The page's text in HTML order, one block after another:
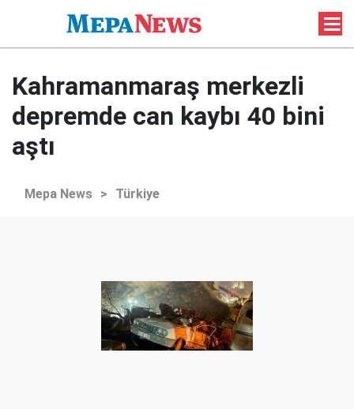
Kahramanmaraş merkezli
depremde can kaybı 40 bini
aştı
Mepa News > Türkiye